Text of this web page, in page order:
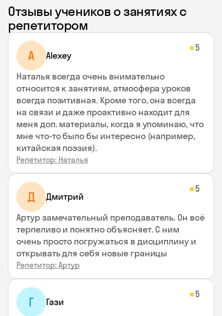
Отзывы учеников о занятиях с
репетитором
A Alexey
★5
Наталья всегда очень внимательно
относится к занятиям, атмосфера уроков
всегда позитивная. Кроме того, она всегда
на связи и даже проактивно находит для
меня доп. материалы, когда я упоминаю, что
мне что-то было бы интересно (например,
китайская поэзия).
Репетитор: Наталья
Д Дмитрий
★5
Артур замечательный преподаватель. Он всё
терпеливо и понятно объясняет. С ним
очень просто погружаться в дисциплину и
открывать для себя новые границы
Репетитор: Артур
Г Гази
★5